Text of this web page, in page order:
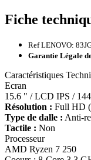
Fiche
Ref LENOVO:
Garantie Légale
Caractéristiques
Ecran
15.6 " / LCD IPS /
Résolution : Full HD
Type de dalle : Anti-
Tactile : Non
Processeur
AMD Ryzen 7 250